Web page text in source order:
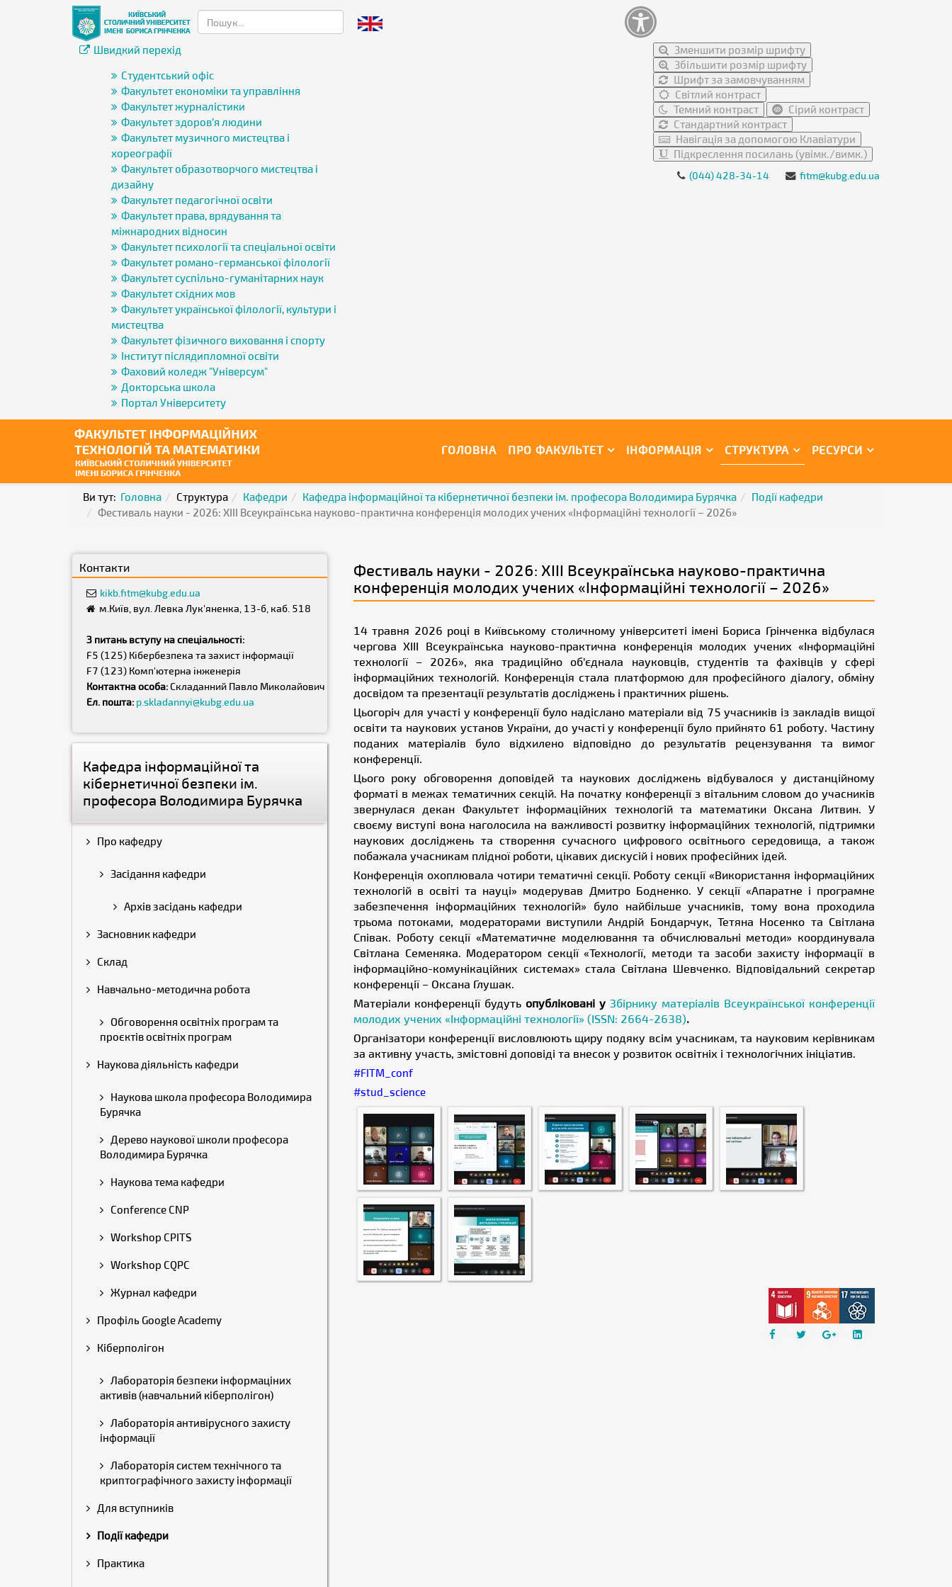
Швидкий перехід
Студентський офіс
Факультет економіки та управління
Факультет журналістики
Факультет здоров’я людини
Факультет музичного мистецтва і
хореографії
Факультет образотворчого мистецтва і
дизайну
Факультет педагогічної освіти
Факультет права, врядування та
міжнародних відносин
Факультет психології та спеціальної освіти
Факультет романо-германської філології
Факультет суспільно-гуманітарних наук
Факультет східних мов
Факультет української філології, культури і
мистецтва
Факультет фізичного виховання і спорту
Інститут післядипломної освіти
Фаховий коледж "Універсум"
Докторська школа
Портал Університету
Зменшити розмір шрифту
Збільшити розмір шрифту
Шрифт за замовчуванням
Світлий контраст
Темний контраст
Сірий контраст
Стандартний контраст
Навігація за допомогою Клавіатури
Підкреслення посилань (увімк./вимк.)
(044) 428-34-14 fitm@kubg.edu.ua
ГОЛОВНА ПРО ФАКУЛЬТЕТ ІНФОРМАЦІЯ СТРУКТУРА РЕСУРСИ
Ви тут: Головна Структура Кафедри Кафедра інформаційної та кібернетичної безпеки ім. професора Володимира Бурячка
Події кафедри
Фестиваль науки - 2026: ХІІІ Всеукраїнська науково-практична конференція молодих учених «Інформаційні технології – 2026»
Контакти
kikb.fitm@kubg.edu.ua
м.Київ, вул. Левка Лук'яненка, 13-б, каб. 518
З питань вступу на спеціальності:
F5 (125) Кібербезпека та захист інформації
F7 (123) Комп'ютерна інженерія
Контактна особа:Складанний Павло Миколайович
Ел. пошта: p.skladannyi@kubg.edu.ua
Кафедра інформаційної та
кібернетичної безпеки ім.
професора Володимира Бурячка
Про кафедру
Засідання кафедри
Архів засідань кафедри
Засновник кафедри
Склад
Навчально-методична робота
Обговорення освітніх програм та
проєктів освітніх програм
Наукова діяльність кафедри
Наукова школа професора Володимира
Бурячка
Дерево наукової школи професора
Володимира Бурячка
Наукова тема кафедри
Conference CNP
Workshop CPITS
Workshop CQPC
Журнал кафедри
Профіль Google Academy
Кіберполігон
Лабораторія безпеки інформаціних
активів (навчальний кіберполігон)
Лабораторія антивірусного захисту
інформації
Лабораторія систем технічного та
криптографічного захисту інформації
Для вступників
Події кафедри
Практика
Фестиваль науки - 2026: ХІІІ Всеукраїнська науково-практична
конференція молодих учених «Інформаційні технології – 2026»
14 травня 2026 році в Київському столичному університеті імені Бориса Грінченка відбулася
чергова ХІІІ Всеукраїнська науково-практична конференція молодих учених «Інформаційні
технології – 2026», яка традиційно об’єднала науковців, студентів та фахівців у сфері
інформаційних технологій. Конференція стала платформою для професійного діалогу, обміну
досвідом та презентації результатів досліджень і практичних рішень.
Цьогоріч для участі у конференції було надіслано матеріали від 75 учасників із закладів вищої
освіти та наукових установ України, до участі у конференції було прийнято 61 роботу. Частину
поданих матеріалів було відхилено відповідно до результатів рецензування та вимог
конференції.
Цього року обговорення доповідей та наукових досліджень відбувалося у дистанційному
форматі в межах тематичних секцій. На початку конференції з вітальним словом до учасників
звернулася декан Факультет інформаційних технологій та математики Оксана Литвин. У
своєму виступі вона наголосила на важливості розвитку інформаційних технологій, підтримки
наукових досліджень та створення сучасного цифрового освітнього середовища, а також
побажала учасникам плідної роботи, цікавих дискусій і нових професійних ідей.
Конференція охоплювала чотири тематичні секції. Роботу секції «Використання інформаційних
технологій в освіті та науці» модерував Дмитро Бодненко. У секції «Апаратне і програмне
забезпечення інформаційних технологій» було найбільше учасників, тому вона проходила
трьома потоками, модераторами виступили Андрій Бондарчук, Тетяна Носенко та Світлана
Співак. Роботу секції «Математичне моделювання та обчислювальні методи» координувала
Світлана Семеняка. Модератором секції «Технології, методи та засоби захисту інформації в
інформаційно-комунікаційних системах» стала Світлана Шевченко. Відповідальний секретар
конференції – Оксана Глушак.
Матеріали конференції будуть опубліковані у Збірнику матеріалів Всеукраїнської конференції
молодих учених «Інформаційні технології» (ISSN: 2664-2638).
Організатори конференції висловлюють щиру подяку всім учасникам, та науковим керівникам
за активну участь, змістовні доповіді та внесок у розвиток освітніх і технологічних ініціатив.
#FITM_conf
#stud_science